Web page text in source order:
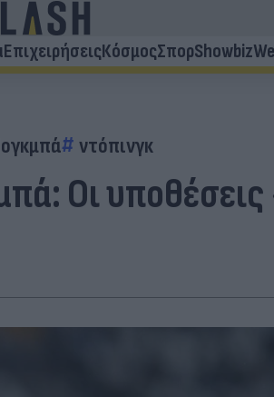
ΕπιχειρήσειςΚόσμοςΣπορShowbiz
ντόπινγκ
Οι υποθέσεις